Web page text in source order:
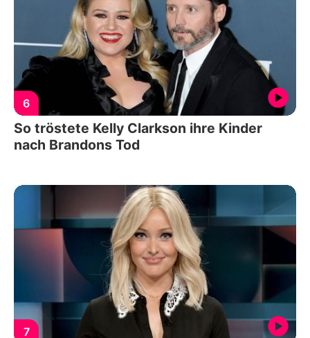
6
So tröstete Kelly Clarkson ihre Kinder
nach Brandons Tod
7